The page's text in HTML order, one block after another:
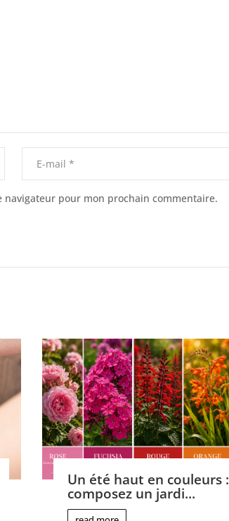
pour mon prochain commentaire.
Un été haut en couleurs :
composez un jardi...